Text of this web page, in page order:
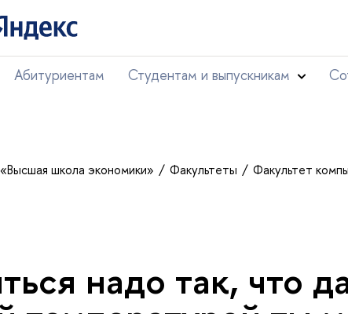
Абитуриентам Студентам и выпускникам
школа экономики» Факультеты Факультет
надо так, что